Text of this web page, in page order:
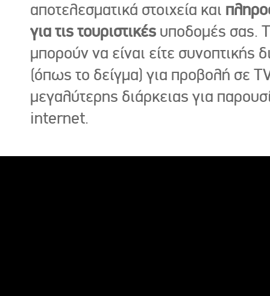
αποτελεσματικά στοιχεία και
για τις τουριστικές υποδομές σας.
μπορούν να είναι είτε συνοπτικής
(όπως το δείγμα) για προβολή σε
μεγαλύτερης διάρκειας για
internet.